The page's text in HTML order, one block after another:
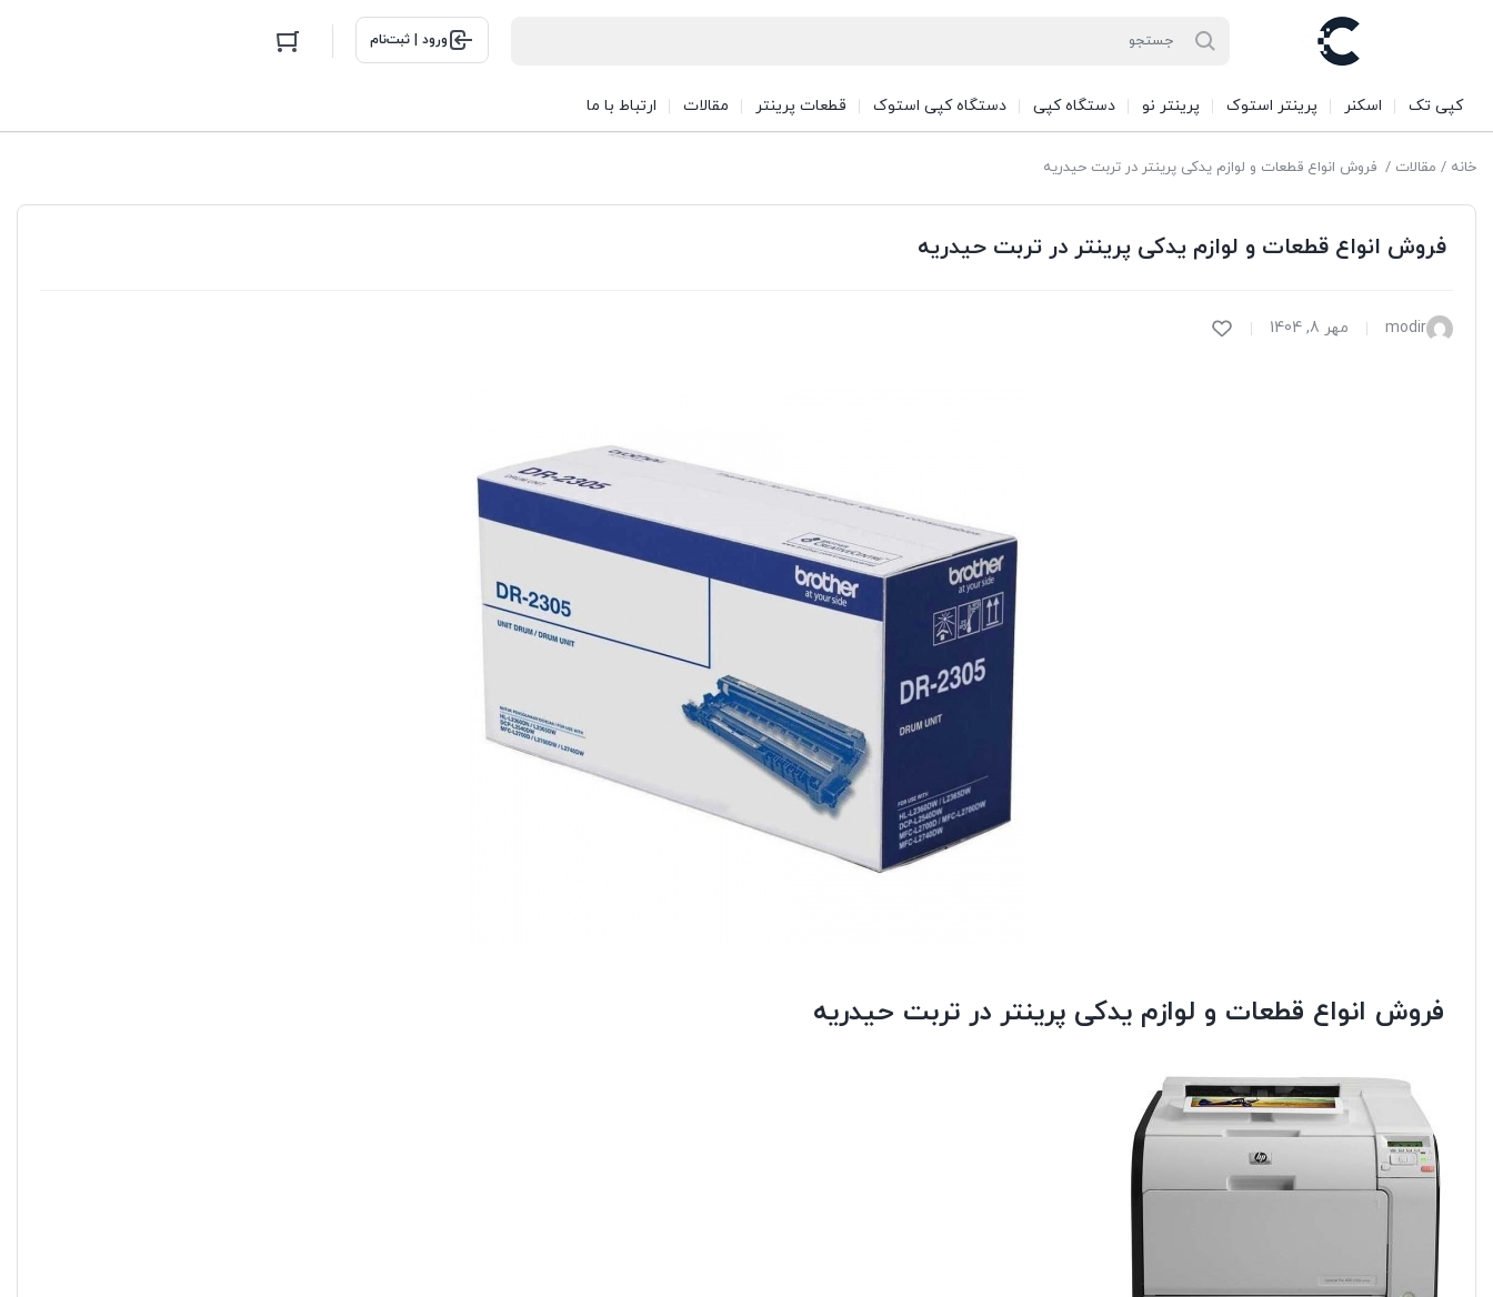
ورود | ثبت‌نام
کپی تک اسکنر پرینتر استوک پرینتر نو دستگاه کپی دستگاه کپی استوک قطعات پرینتر مقالات ارتباط با ما
خانه / مقالات / فروش انواع قطعات و لوازم یدکی پرینتر در تربت حیدریه
فروش انواع قطعات و لوازم یدکی پرینتر در تربت حیدریه
modir مهر 8, 1404
فروش انواع قطعات و لوازم یدکی پرینتر در تربت حیدریه